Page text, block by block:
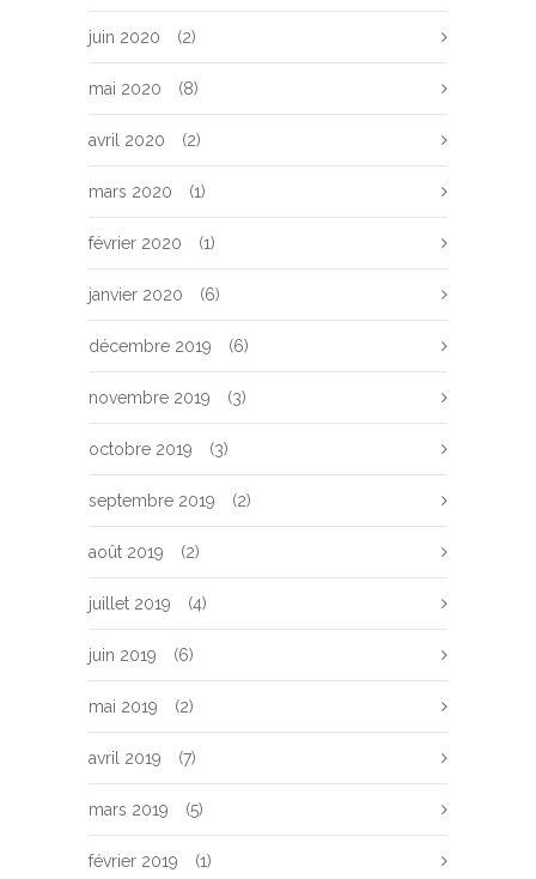
juin 2020 (2)
mai 2020 (8)
avril 2020 (2)
mars 2020 (1)
février 2020 (1)
janvier 2020 (6)
décembre 2019 (6)
novembre 2019 (3)
octobre 2019 (3)
septembre 2019 (2)
août 2019 (2)
juillet 2019 (4)
juin 2019 (6)
mai 2019 (2)
avril 2019 (7)
mars 2019 (5)
février 2019 (1)